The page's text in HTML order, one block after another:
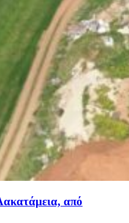
από